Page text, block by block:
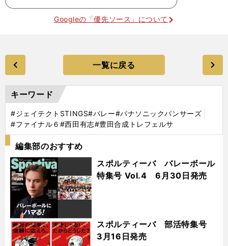
Googleの「優先ソース」について
一覧に戻る
キーワード
#ジェイテクトSTINGS#バレー#パナソニックパンサーズ
#ファイナル６ #西田有志#豊田合成トレフェルサ
編集部のおすすめ
スポルティーバ バレーボール
特集号 Vol.4 6月30日発売
スポルティーバ 部活特集号
3月16日発売